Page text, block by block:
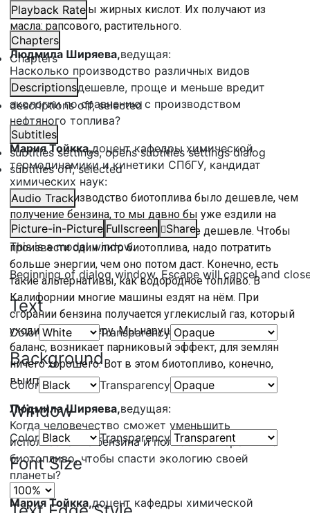
Playback Rate
Chapters
Chapters
Descriptions
descriptions off, selected
Subtitles
subtitles settings, opens subtitles settings dialog
subtitles off, selected
Audio Track
Picture-in-Picture Fullscreen
Share
This is a modal window.
Beginning of dialog window. Escape will cancel and
Text
Color Transparency
Background
Color Transparency
Window
Color Transparency
Font Size
сложные эфиры жирных кислот. Их получают из
масла: рапсового, растительного.
Людмила Ширяева,ведущая:
Насколько производство различных видов
биотоплива дешевле, проще и меньше вредит
экологии по сравнению с производством
нефтяного топлива?
Мария Тойкка,доцент кафедры химической
термодинамики и кинетики СПбГУ, кандидат
химических наук:
Если бы производство биотоплива было дешевле, чем
получение бензина, то мы давно бы уже ездили на
нём. Но на сегодняшний день оно не дешевле. Чтобы
произвести один литр биотоплива, надо потратить
больше энергии, чем оно потом даст. Конечно, есть
такие альтернативы, как водородное топливо. В
Калифорнии многие машины ездят на нём. При
сгорании бензина получается углекислый газ, который
уходит в атмосферу. Мы нарушаем естественный
баланс, возникает парниковый эффект, для землян
ничего хорошего. Вот в этом биотопливо, конечно,
выигрывает.
Людмила Ширяева,ведущая:
Когда человечество сможет уменьшить
использование бензина и полностью перейти на
биотопливо, чтобы спасти экологию своей
планеты?
Мария Тойкка,доцент кафедры химической